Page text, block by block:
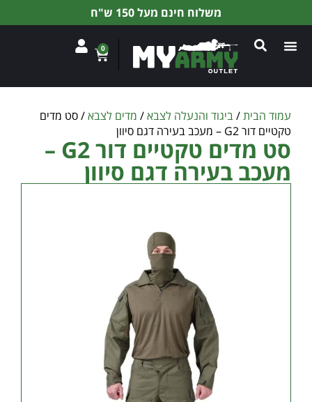
משלוח חינם מעל 150 ש"ח
0
עמוד הבית/ביגוד והנעלה לצבא/ מדים לצבא/ סט מדים
טקטיים דור G2 – מעכב בעירה דגם סיוון
סט מדים טקטיים דור G2 –
מעכב בעירה דגם סיוון